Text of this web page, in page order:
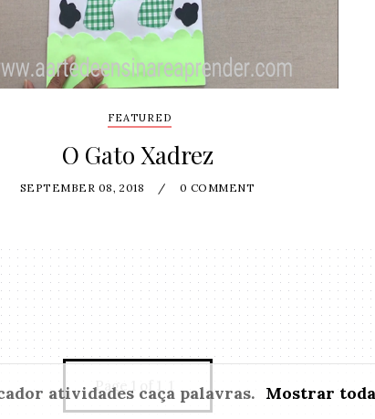
FEATURED
O Gato Xadrez
SEPTEMBER 08, 2018 / 0 COMMENT
atividades caça palavras. Mostrar
Page 1 of 1